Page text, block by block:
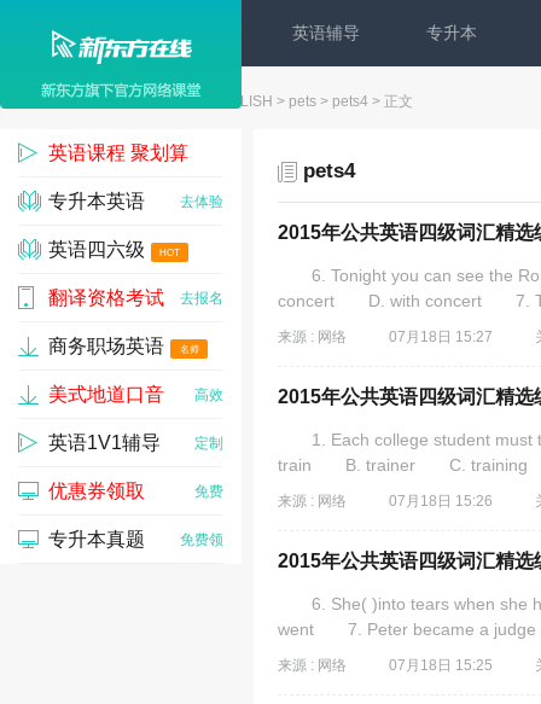
英语辅导 专升本
新东方在线> ENGLISH > pets > pets4 > 正文
英语课程 聚划算
1w人已参与
专升本英语 去体验
英语四六级 HOT
去试听
翻译资格考试 去报名
商务职场英语 名师
美式地道口音 高效
英语1V1辅导 定制
优惠券领取 免费
专升本真题 免费领
pets4
2015年公共英语四级词汇精选
6. Tonight you can see the
concert D. with concert 7.
来源 : 网络 07月18日 15:27
2015年公共英语四级词汇精选
1. Each college student must
train B. trainer C.
来源 : 网络 07月18日 15:26
2015年公共英语四级词汇精选
6. She( )into tears when
went 7. Peter became a
来源 : 网络 07月18日 15:25